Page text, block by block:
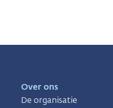
Over ons
De organisatie